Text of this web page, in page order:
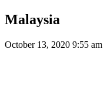
Malaysia
October 13, 2020 9:55 am